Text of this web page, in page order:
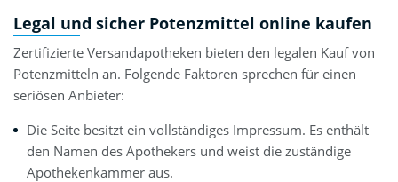
Legal und sicher Potenzmittel online kaufen
Zertifizierte Versandapotheken bieten den legalen Kauf von
Potenzmitteln an. Folgende Faktoren sprechen für einen
seriösen Anbieter:
Die Seite besitzt ein vollständiges Impressum. Es enthält
den Namen des Apothekers und weist die zuständige
Apothekenkammer aus.